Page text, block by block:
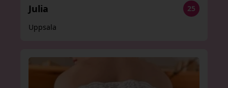
Julia
25
Uppsala